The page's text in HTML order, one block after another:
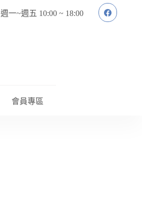
週一~週五 10:00 ~ 18:00
會員專區